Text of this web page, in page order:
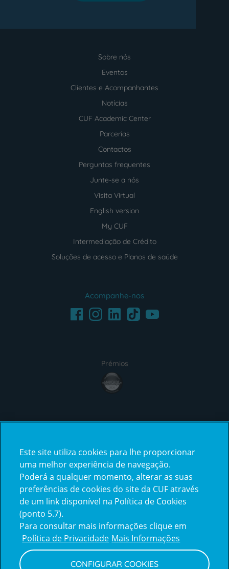
Sobre nós
Eventos
Clientes e Acompanhantes
Notícias
CUF Academic Center
Parcerias
Contactos
Perguntas frequentes
Junte-se a nós
Visita Virtual
English version
My CUF
Intermediação de Crédito
Soluções de acesso e Planos de saúde
Acompanhe-nos
FacebookInstagramLinkedInTikTokYoutube
Prémios
award4
certification2certification3
Reclamações
e
elogios
Este site utiliza cookies para lhe proporcionar
uma melhor experiência de navegação.
Poderá a qualquer momento, alterar as suas
preferências de cookies do site da CUF através
de um link disponível na Política de Cookies
(ponto 5.7).
Para consultar mais informações clique em
Política de Privacidade Mais Informações
CONFIGURAR COOKIES